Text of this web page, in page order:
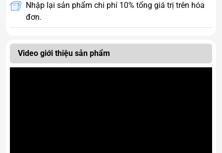
Nhập lại sản phẩm chi phí 10% tổng giá trị trên hóa
đơn.
Video giới thiệu sản phẩm